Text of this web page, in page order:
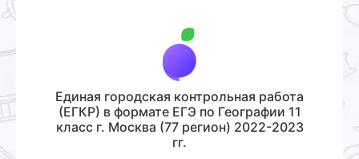
Единая городская контрольная работа
(ЕГКР) в формате ЕГЭ по Географии 11
класс г. Москва (77 регион) 2022-2023
гг.